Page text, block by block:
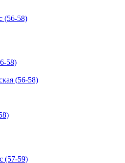
(56-58)
(56-58)